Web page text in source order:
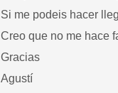
Si me podeis hacer
Creo que no me hace
Gracias
Agustí